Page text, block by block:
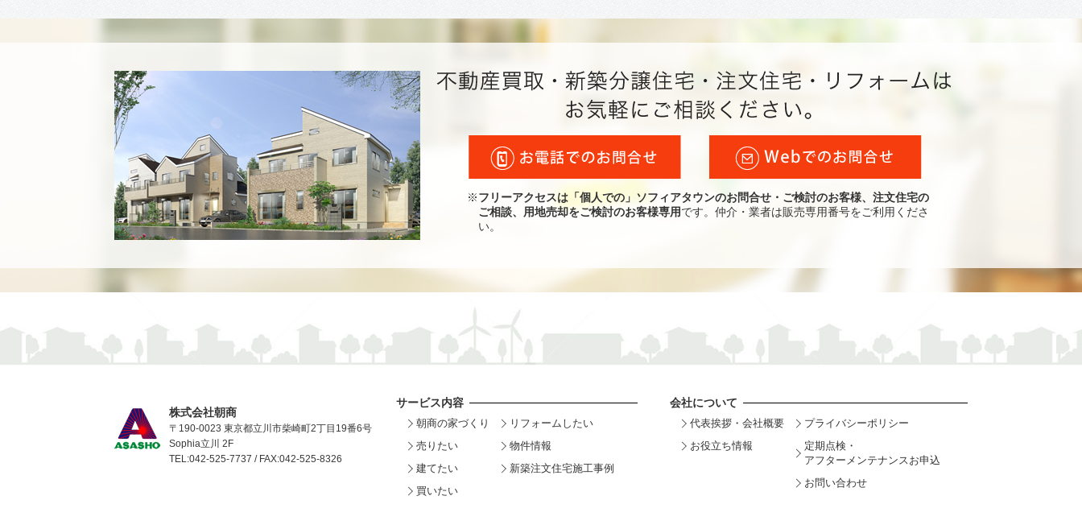
※フリーアクセスは「個人での」ソフィアタウンのお問合せ・ご検討のお客様、注文住宅の
ご相談、用地売却をご検討のお客様専用です。仲介・業者は販売専用番号をご利用くださ
い。
株式会社朝商
〒190-0023 東京都立川市柴崎町2丁目19番6号
Sophia立川 2F
TEL:042-525-7737 / FAX:042-525-8326
サービス内容
朝商の家づくり
売りたい
建てたい
買いたい
リフォームしたい
物件情報
新築注文住宅施工事例
会社について
代表挨拶・会社概要
お役立ち情報
プライバシーポリシー
定期点検・
アフターメンテナンスお申込
お問い合わせ